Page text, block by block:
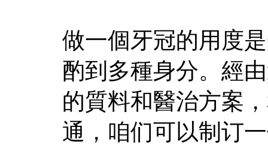
做一個牙冠的用度
酌到多種身分。經
的質料和醫治方案
通，咱们可以制订